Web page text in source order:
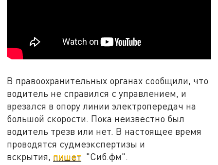
В правоохранительных органах сообщили, что
водитель не справился с управлением, и
врезался в опору линии электропередач на
большой скорости. Пока неизвестно был
водитель трезв или нет. В настоящее время
проводятся судмеэкспертизы и
вскрытия, пишет "Сиб.фм".